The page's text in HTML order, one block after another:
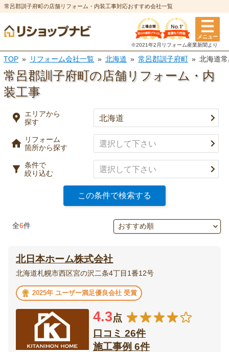
常呂郡訓子府町の店舗リフォーム・内装工事対応おすすめ会社一覧
メニュー
※2021年2月リフォーム産業新聞より
TOP リフォーム会社一覧 北海道 常呂郡訓子府町 北海道
常呂郡訓子府町の店舗リフォーム・内
装工事
エリアから
探す
リフォーム
箇所から探す
条件で
絞り込む
この条件で検索する
リフォーム箇所
選択を全て解除
トイレ 洗面所
屋根塗装・
屋根
エクステリア・
外構
ベランダ・
バルコニー
テラス・
サンルーム
エリアから探す
都道府県
市区町村
決定
※複数選択可
特徴
実績
口コミ有り
決済方法
全6件
北日本ホーム株式会社
北海道札幌市西区宮の沢二条4丁目1番12号
2025年 ユーザー満足優良会社 受賞
4.3点
口コミ 26件
施工事例 6件